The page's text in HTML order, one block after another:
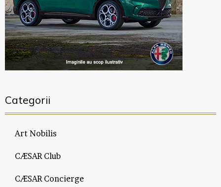
Categorii
Art Nobilis
CÆSAR Club
CÆSAR Concierge